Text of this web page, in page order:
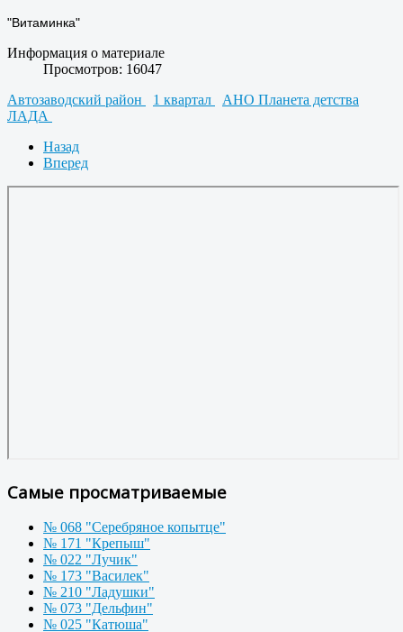
"Витаминка"
Информация о материале
Просмотров: 16047
Автозаводский район
1 квартал
АНО Планета детства
ЛАДА
Назад
Вперед
Самые просматриваемые
№ 068 "Серебряное копытце"
№ 171 "Крепыш"
№ 022 "Лучик"
№ 173 "Василек"
№ 210 "Ладушки"
№ 073 "Дельфин"
№ 025 "Катюша"